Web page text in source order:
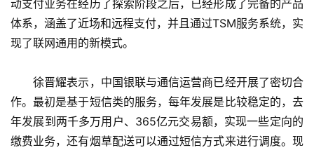
动支付业务在经历了探索阶段之后，已经形成了完备的产品
体系，涵盖了近场和远程支付，并且通过TSM服务系统，实
现了联网通用的新模式。
徐晋耀表示，中国银联与通信运营商已经开展了密切合
作。最初是基于短信类的服务，每年发展是比较稳定的，去
年发展到两千多万用户、365亿元交易额，实现一些定向的
缴费业务，还有烟草配送可以通过短信方式来进行调度。现